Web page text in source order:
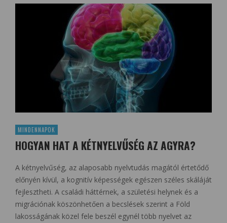
MINDENNAPOK
HOGYAN HAT A KÉTNYELVŰSÉG AZ AGYRA?
A kétnyelvűség, az alaposabb nyelvtudás magától értetődő
előnyén kívül, a kognitív képességek egészen széles skáláját
fejlesztheti. A családi háttérnek, a születési helynek és a
migrációnak köszönhetően a becslések szerint a Föld
lakosságának közel fele beszél egynél több nyelvet az